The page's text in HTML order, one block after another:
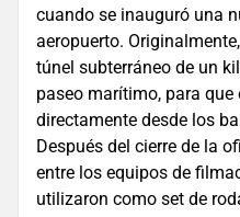
cuando se inauguró una
aeropuerto.
túnel subterráneo de un
paseo marítimo, para que
directamente desde los
Después del cierre de la
entre los equipos de
utilizaron como set de